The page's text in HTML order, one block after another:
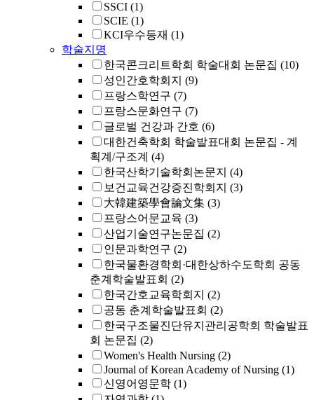
SSCI (1)
SCIE (1)
KCI우수등재 (1)
학술지명
한국콘크리트학회 학술대회 논문집 (10)
성인간호학회지 (9)
프랑스학연구 (7)
프랑스문화연구 (7)
글로벌 건강과 간호 (6)
대한건축학회 학술발표대회 논문집 - 계
획계/구조계 (4)
한국산학기술학회논문지 (4)
보건교육건강증진학회지 (3)
大韓建築學會論文集 (3)
프랑스어문교육 (3)
산업기술연구논문집 (2)
인문과학연구 (2)
한국물환경학회·대한상하수도학회 공동
춘계학술발표회 (2)
한국간호교육학회지 (2)
공동 춘계학술발표회 (2)
한국구조물진단유지관리공학회 학술발표
회 논문집 (2)
Women's Health Nursing (2)
Journal of Korean Academy of Nursing (1)
신영어영문학 (1)